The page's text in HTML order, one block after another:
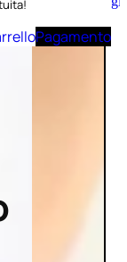
carrello
Pagamento